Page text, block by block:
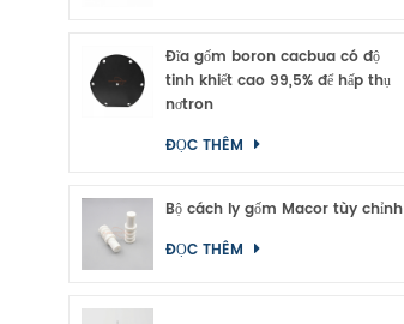
Đĩa gốm boron cacbua có độ
tinh khiết cao 99,5% để hấp thụ
nơtron
ĐỌC THÊM
Bộ cách ly gốm Macor tùy chỉnh
ĐỌC THÊM